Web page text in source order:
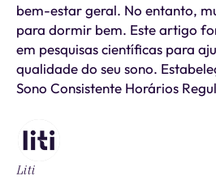
bem-estar geral. No entanto,
para dormir bem. Este artigo
em pesquisas científicas para
qualidade do seu sono.
Sono Consistente Horários
Liti